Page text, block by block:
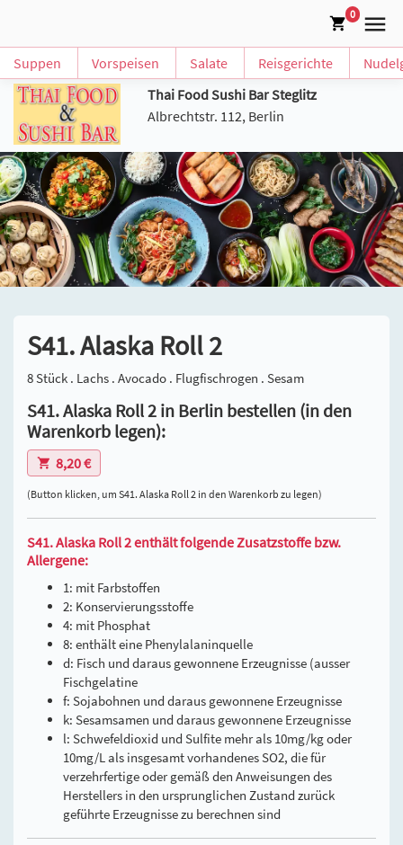
0
Suppen Vorspeisen Salate Reisgerichte
Thai Food Sushi Bar Steglitz
Albrechtstr. 112, Berlin
S41. Alaska Roll 2
8 Stück . Lachs . Avocado . Flugfischrogen . Sesam
S41. Alaska Roll 2 in Berlin bestellen (in den
Warenkorb legen):
8,20 €
(Button klicken, um S41. Alaska Roll 2 in den Warenkorb zu legen)
S41. Alaska Roll 2 enthält folgende Zusatzstoffe bzw.
Allergene:
1: mit Farbstoffen
2: Konservierungsstoffe
4: mit Phosphat
8: enthält eine Phenylalaninquelle
d: Fisch und daraus gewonnene Erzeugnisse (ausser
Fischgelatine
f: Sojabohnen und daraus gewonnene Erzeugnisse
k: Sesamsamen und daraus gewonnene Erzeugnisse
l: Schwefeldioxid und Sulfite mehr als 10mg/kg oder
10mg/L als insgesamt vorhandenes SO2, die für
verzehrfertige oder gemäß den Anweisungen des
Herstellers in den ursprunglichen Zustand zurück
geführte Erzeugnisse zu berechnen sind